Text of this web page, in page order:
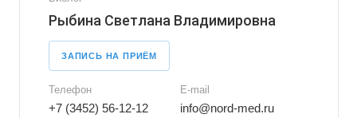
Рыбина Светлана Владимировна
ЗАПИСЬ НА ПРИЁМ
Телефон
+7 (3452) 56-12-12
E-mail
info@nord-med.ru